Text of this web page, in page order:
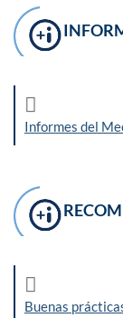
Informes del
Buenas